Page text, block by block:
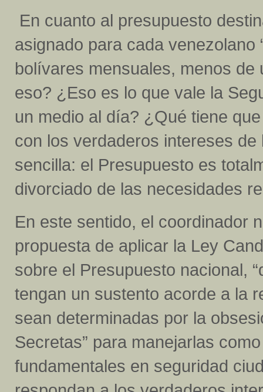
En cuanto al presupuesto
asignado para cada
bolívares mensuales, menos
eso? ¿Eso es lo que vale la
un medio al día? ¿Qué tiene
con los verdaderos intereses
sencilla: el Presupuesto es
divorciado de las necesidades
En este sentido, el coordinador
propuesta de aplicar la Ley
sobre el Presupuesto nacional,
tengan un sustento acorde a la
sean determinadas por la
Secretas” para manejarlas
fundamentales en seguridad